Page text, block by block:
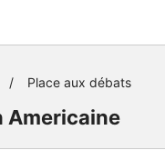
Place aux débats
Americaine